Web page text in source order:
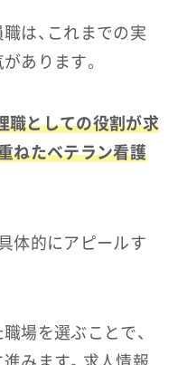
は、これまでの実
あります。
職としての役割が求
ねたベテラン看護
体的にアピールす
場を選ぶことで、
みます。求人情報